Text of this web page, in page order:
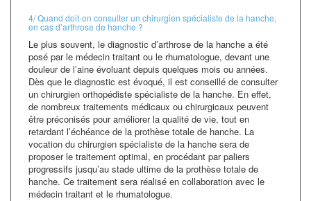
4/ Quand doit-on consulter un chirurgien spécialiste de la hanche,
en cas d’arthrose de hanche ?
Le plus souvent, le diagnostic d’arthrose de la hanche a été
posé par le médecin traitant ou le rhumatologue, devant une
douleur de l’aine évoluant depuis quelques mois ou années.
Dès que le diagnostic est évoqué, il est conseillé de consulter
un chirurgien orthopédiste spécialiste de la hanche. En effet,
de nombreux traitements médicaux ou chirurgicaux peuvent
être préconisés pour améliorer la qualité de vie, tout en
retardant l’échéance de la prothèse totale de hanche. La
vocation du chirurgien spécialiste de la hanche sera de
proposer le traitement optimal, en procédant par paliers
progressifs jusqu’au stade ultime de la prothèse totale de
hanche. Ce traitement sera réalisé en collaboration avec le
médecin traitant et le rhumatologue.